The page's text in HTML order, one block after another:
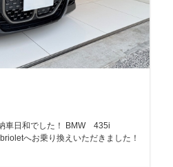
した！ BMW 435i
へお乗り換えいただきました！